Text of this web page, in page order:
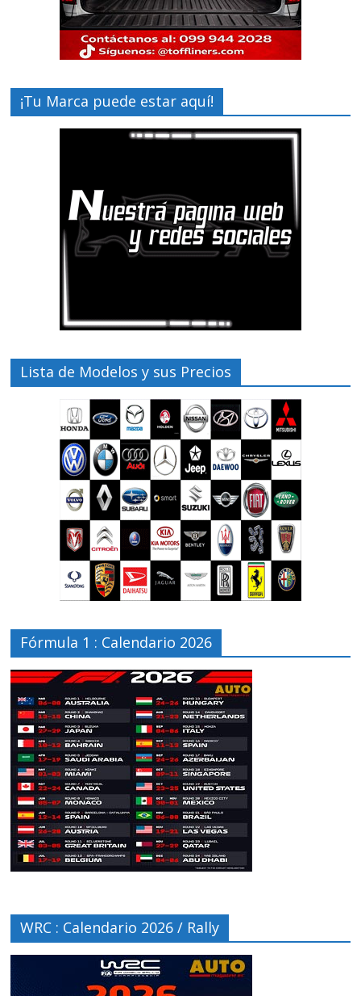
¡Tu Marca puede estar aquí!
Lista de Modelos y sus Precios
Fórmula 1 : Calendario 2026
WRC : Calendario 2026 / Rally